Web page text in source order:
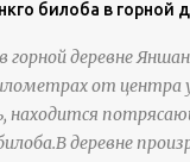
билоба в горной
деревне
от центра
находится
деревне